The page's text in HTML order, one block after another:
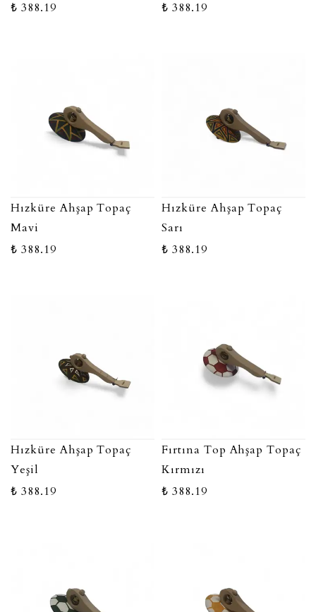
₺ 388.19 ₺ 388.19
Hızküre Ahşap Topaç
Mavi
₺ 388.19
Hızküre Ahşap Topaç
Sarı
₺ 388.19
Hızküre Ahşap Topaç
Yeşil
₺ 388.19
Fırtına Top Ahşap Topaç
Kırmızı
₺ 388.19